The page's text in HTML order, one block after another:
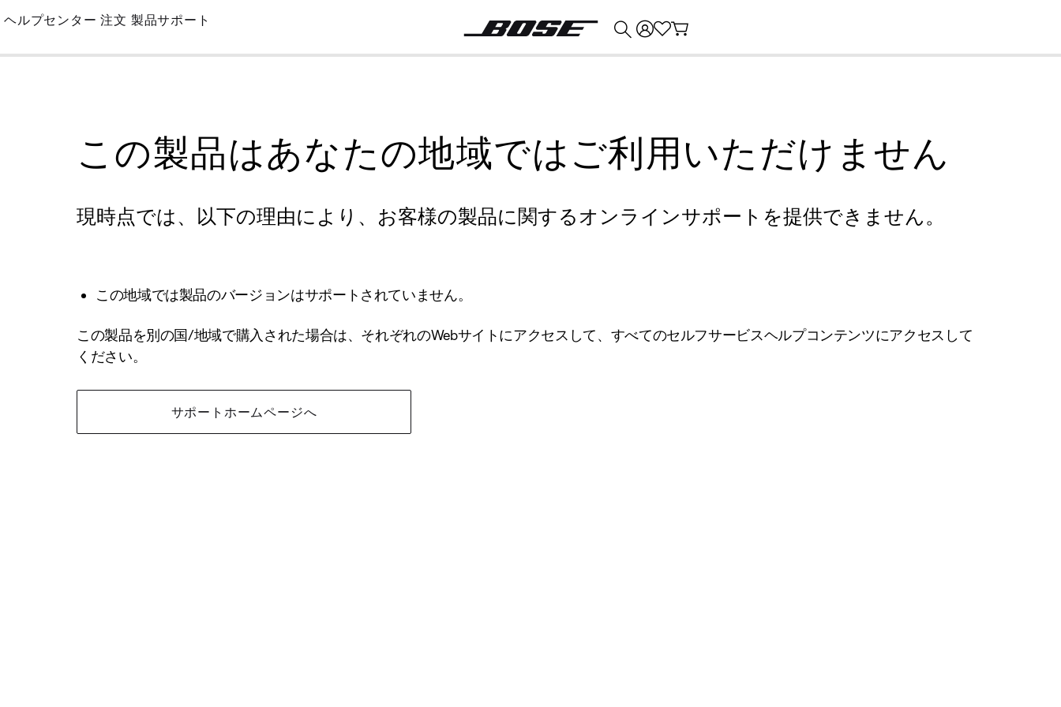
Skip
Main
ヘルプセンター 注文 製品サポート
この製品はあなたの地域ではご利用いただけません
現時点では、以下の理由により、お客様の製品に関するオンラインサポートを提供できません。
この地域では製品のバージョンはサポートされていません。
この製品を別の国/地域で購入された場合は、それぞれのWebサイトにアクセスして、すべてのセルフサービスヘルプコンテンツにアクセスして
ください。
サポートホームページへ